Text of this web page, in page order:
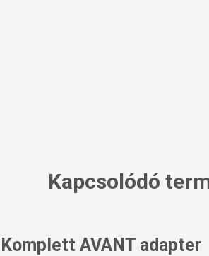
Kapcsolódó
Komplett AVANT adapter